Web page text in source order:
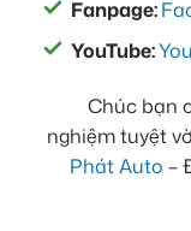
Fanpage:
YouTube:
Chúc bạn
nghiệm tuyệt
Phát Auto –